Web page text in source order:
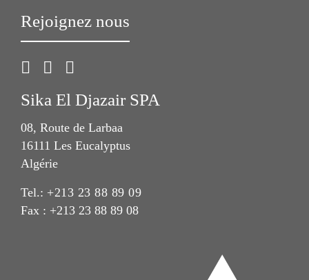
Rejoignez nous
Sika El Djazair SPA
08, Route de Larbaa
16111 Les Eucalyptus
Algérie
Tel.: +213 23 88 89 09
Fax : +213 23 88 89 08